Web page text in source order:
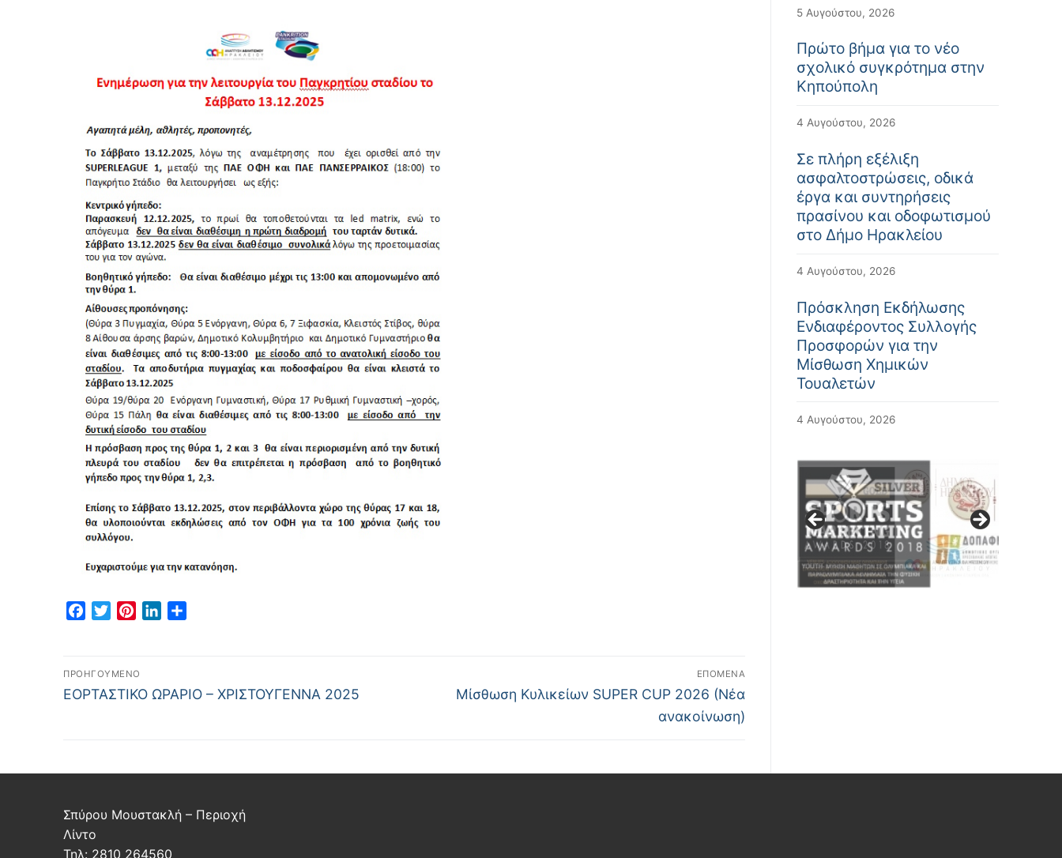
FacebookTwitterPinterestLinkedIn
ΠΡΟΗΓΟΎΜΕΝΟ
ΕΟΡΤΑΣΤΙΚΟ ΩΡΑΡΙΟ – ΧΡΙΣΤΟΥΓΕΝΝΑ 2025
ΕΠΌΜΕΝΑ
Μίσθωση Κυλικείων SUPER CUP 2026 (Νέα
ανακοίνωση)
5 Αυγούστου, 2026
Πρώτο βήμα για το νέο
σχολικό συγκρότημα στην
Κηπούπολη
4 Αυγούστου, 2026
Σε πλήρη εξέλιξη
ασφαλτοστρώσεις, οδικά
έργα και συντηρήσεις
πρασίνου και οδοφωτισμού
στο Δήμο Ηρακλείου
4 Αυγούστου, 2026
Πρόσκληση Εκδήλωσης
Ενδιαφέροντος Συλλογής
Προσφορών για την
Μίσθωση Χημικών
Τουαλετών
4 Αυγούστου, 2026
Σπύρου Μουστακλή – Περιοχή
Λίντο
Τηλ: 2810 264560